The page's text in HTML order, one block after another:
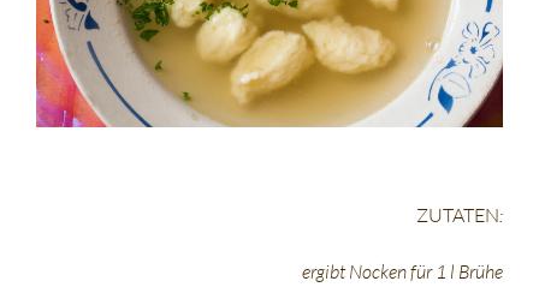
ZUTATEN:
ergibt Nocken für 1 l Brühe